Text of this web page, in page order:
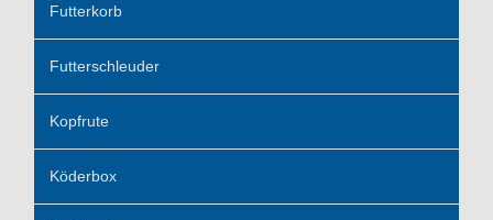
Futterkorb
Futterschleuder
Kopfrute
Köderbox